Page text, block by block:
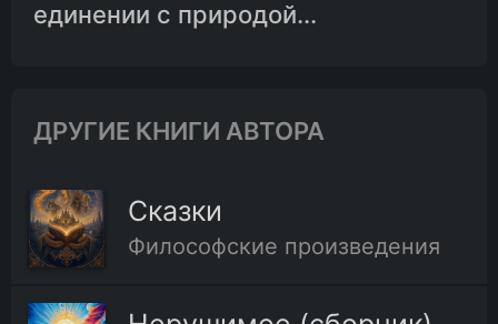
единении с природой...
ДРУГИЕ КНИГИ АВТОРА
Сказки
Философские произведения